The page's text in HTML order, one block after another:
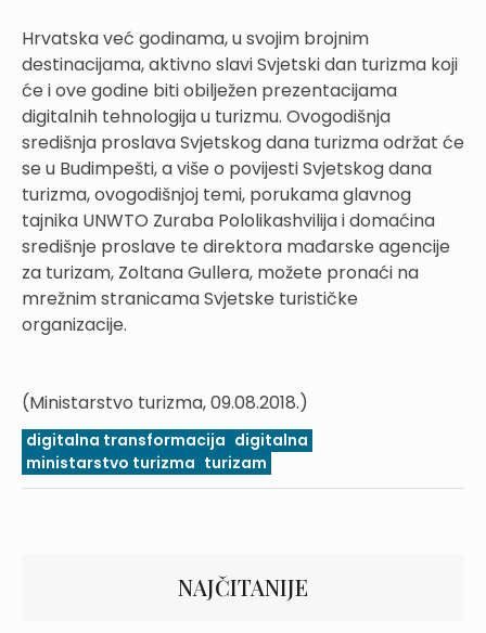
Hrvatska već godinama, u svojim brojnim
destinacijama, aktivno slavi Svjetski dan turizma koji
će i ove godine biti obilježen prezentacijama
digitalnih tehnologija u turizmu. Ovogodišnja
središnja proslava Svjetskog dana turizma održat će
se u Budimpešti, a više o povijesti Svjetskog dana
turizma, ovogodišnjoj temi, porukama glavnog
tajnika UNWTO Zuraba Pololikashvilija i domaćina
središnje proslave te direktora mađarske agencije
za turizam, Zoltana Gullera, možete pronaći na
mrežnim stranicama Svjetske turističke
organizacije.
(Ministarstvo turizma, 09.08.2018.)
digitalna transformacija digitalna
ministarstvo turizma turizam
NAJČITANIJE